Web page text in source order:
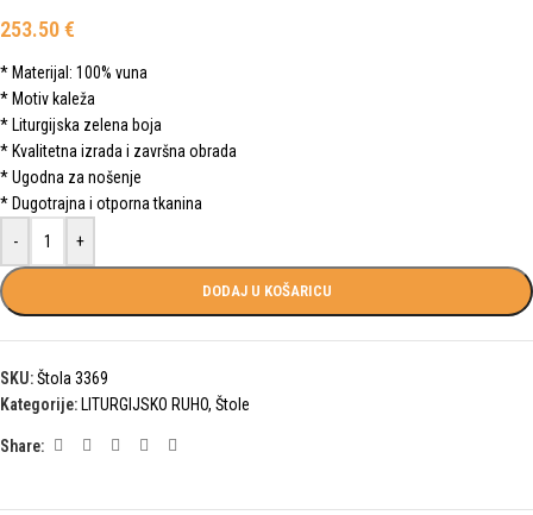
253.50€
* Materijal: 100% vuna
* Motiv kaleža
* Liturgijska zelena boja
* Kvalitetna izrada i završna obrada
* Ugodna za nošenje
* Dugotrajna i otporna tkanina
-
+
DODAJ U KOŠARICU
SKU:Štola 3369
Kategorije: LITURGIJSKO RUHO, Štole
Share: